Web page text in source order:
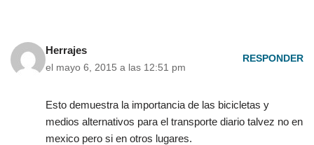
Herrajes
el mayo 6, 2015 a las 12:51 pm
RESPONDER
Esto demuestra la importancia de las bicicletas y
medios alternativos para el transporte diario talvez no en
mexico pero si en otros lugares.